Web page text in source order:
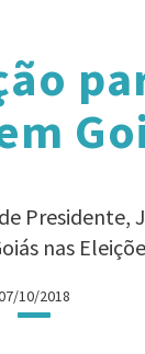
Presidente,
nas
10/2018